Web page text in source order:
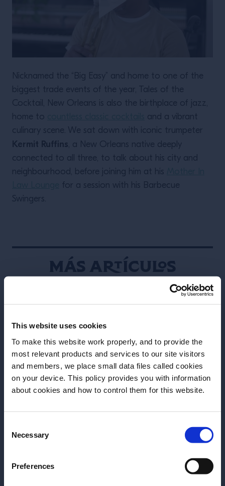
This website uses cookies
To make this website work properly, and to provide the
most relevant products and services to our site visitors
and members, we place small data files called cookies
on your device. This policy provides you with information
about cookies and how to control them for this website.
Selection
Necessary
Preferences
Antes de comenzar, necesitamos saber tu
Nicknamed the “Big Easy” and home to one of the
biggest trade events of the year, Tales of the
Cocktail, New Orleans is also the birthplace of jazz,
home to
and a vibrant
culinary scene. We sat down with iconic trumpeter
Kermit Ruffins, a New Orleans native deeply
connected to all three, to talk about his city and
neighbourhood, before joining him at his
for a session with his Barbecue
Swingers.
Más Artículos
ARTICULO
5 Tips para
contenido de